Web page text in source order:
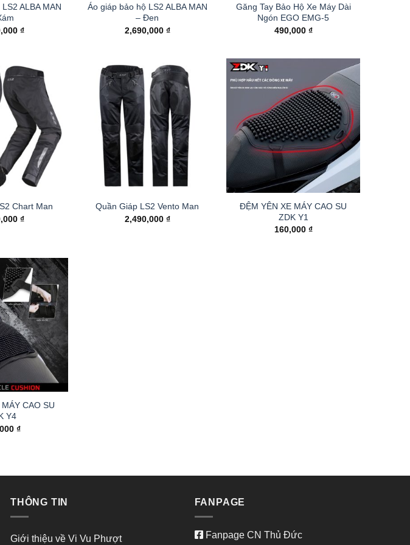
ALBA MAN
₫
Áo giáp bảo hộ LS2 ALBA MAN
– Đen
2,690,000 ₫
Găng Tay Bảo Hộ Xe Máy Dài
Ngón EGO EMG-5
490,000 ₫
Chart Man
₫
Quần Giáp LS2 Vento Man
2,490,000 ₫
ĐỆM YÊN XE MÁY CAO SU
ZDK Y1
160,000 ₫
CAO SU
Y4
₫
THÔNG TIN
Giới thiệu về Vi Vu Phượt
FANPAGE
Fanpage CN Thủ Đức